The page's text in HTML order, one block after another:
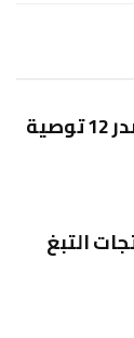
القمة الأولى لتقليل المخاطر في مصر تصدر 12 توصية
التبغ